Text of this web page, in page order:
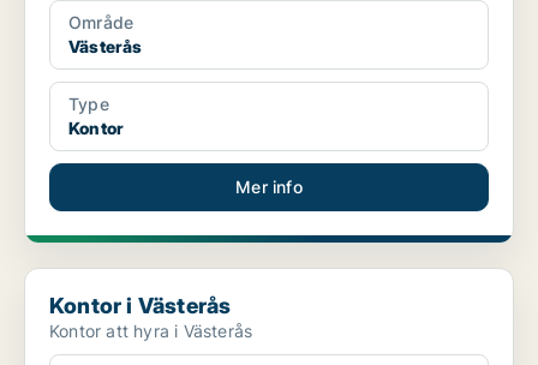
Område
Västerås
Type
Kontor
Mer info
Kontor i Västerås
Kontor i Västerås
Kontor att hyra i Västerås